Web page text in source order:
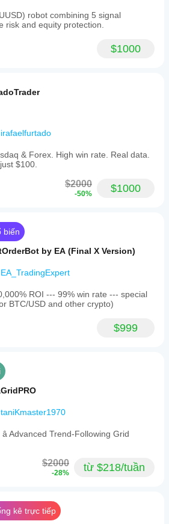
robot combining 5 signal
risk and equity protection.
$1000
irafaelfurtado
& Forex. High win rate. Real data.
$100.
$2000
-50% $1000
biến
by EA (Final X Version)
EA_TradingExpert
ROI --- 99% win rate --- special
BTC/USD and other crypto)
$999
taniKmaster1970
Advanced Trend-Following Grid
$2000
-28% từ $218/tuần
kê trực tiếp